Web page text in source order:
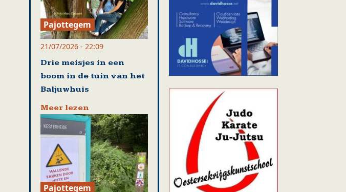
Pajottegem
21/07/2026 - 22:09
Drie meisjes in een
boom in de tuin van het
Baljuwhuis
Meer lezen
Pajottegem